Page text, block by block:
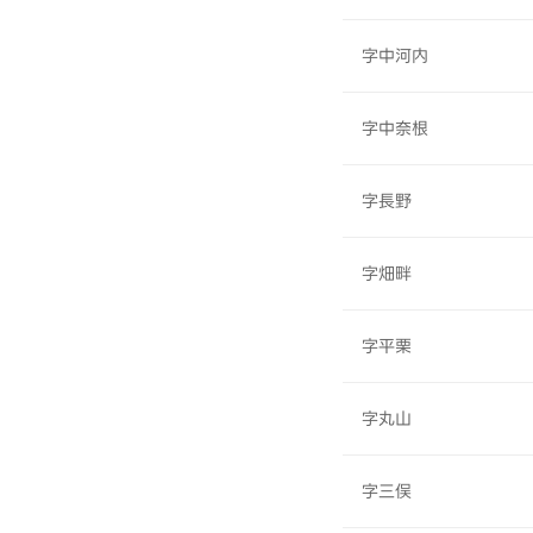
字中河内
字中奈根
字長野
字畑畔
字平栗
字丸山
字三俣